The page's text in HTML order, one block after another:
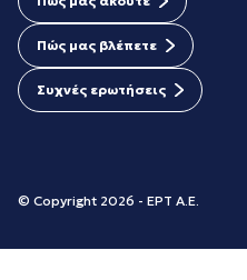
Πώς μας βλέπετε
Συχνές ερωτήσεις
© Copyright 2026 - ΕΡΤ Α.Ε.